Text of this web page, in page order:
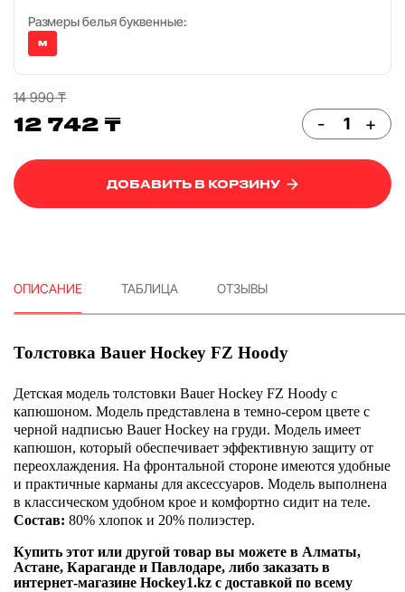
Размеры белья буквенные:
M
14 990 ₸
12 742 ₸ - +
ДОБАВИТЬ В КОРЗИНУ
ОПИСАНИЕ ТАБЛИЦА ОТЗЫВЫ
Толстовка Bauer Hockey FZ Hoody
Детская модель толстовки Bauer Hockey FZ Hoody с
капюшоном. Модель представлена в темно-сером цвете с
черной надписью Bauer Hockey на груди. Модель имеет
капюшон, который обеспечивает эффективную защиту от
переохлаждения. На фронтальной стороне имеются удобные
и практичные карманы для аксессуаров. Модель выполнена
в классическом удобном крое и комфортно сидит на теле.
Состав: 80% хлопок и 20% полиэстер.
Купить этот или другой товар вы можете в Алматы,
Астане, Караганде и Павлодаре, либо заказать в
интернет-магазине Hockey1.kz с доставкой по всему